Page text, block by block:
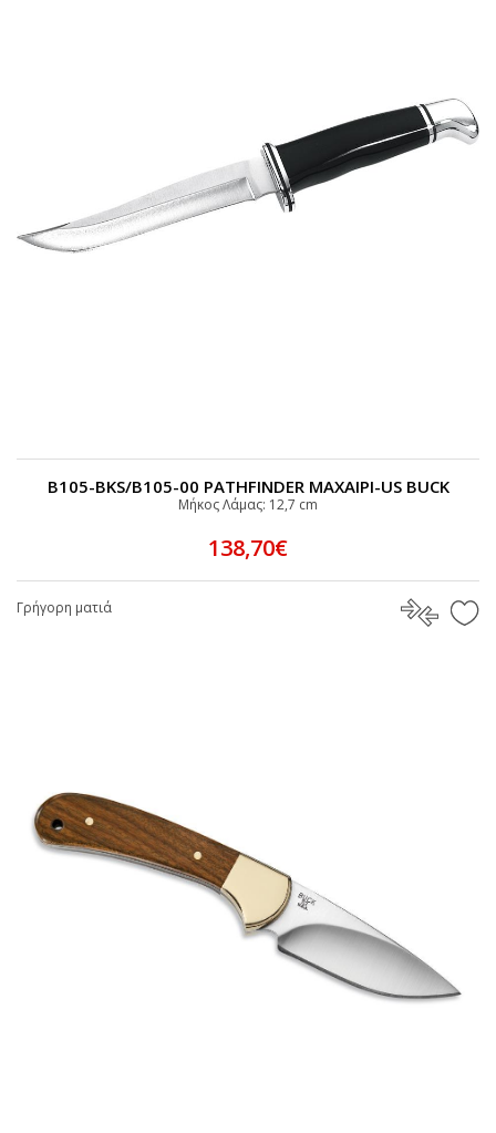
B105-BKS/B105-00 PATHFINDER MAXAIPI-US BUCK
Μήκος Λάμας: 12,7 cm
138,70€
Γρήγορη ματιά